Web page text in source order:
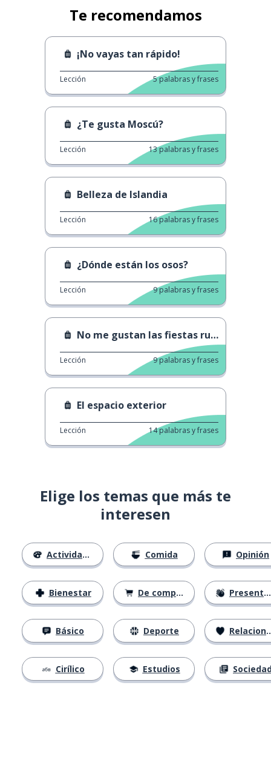
Te recomendamos
¡No vayas tan rápido!
Lección 5palabras y frases
¿Te gusta Moscú?
Lección 13palabras y frases
Belleza de Islandia
Lección 16palabras y frases
¿Dónde están los osos?
Lección 9palabras y frases
No me gustan las fiestas ruidosas
Lección 9palabras y frases
El espacio exterior
Lección 14palabras y frases
Elige los temas que más te
interesen
Actividades
Bienestar
Básico
Cirílico
Comida
De compras
Deporte
Estudios
Opinión
Presentación
Relaciones